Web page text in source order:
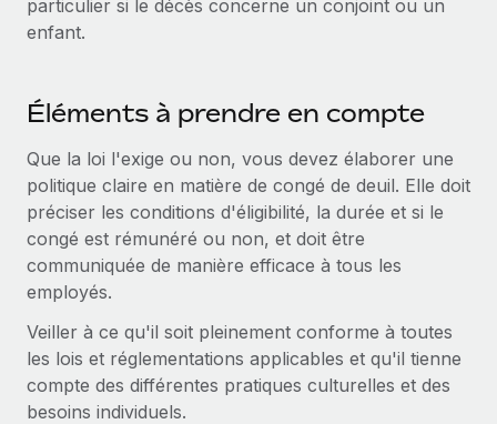
Gérez facilement les avantages sociaux
toute taille à embaucher, gérer et payer...
Comment Phiture gère ses 55 employés
répartis dans 19 pays grâce à Remote
Phiture, un leader notable du conseil en matière de
croissance mobile internationale, encourage les...
En savoir plus
particulier si le décès concerne un conjoint ou un
enfant.
Éléments à prendre en compte
Que la loi l'exige ou non, vous devez élaborer une
politique claire en matière de congé de deuil. Elle doit
préciser les conditions d'éligibilité, la durée et si le
congé est rémunéré ou non, et doit être
communiquée de manière efficace à tous les
employés.
Veiller à ce qu'il soit pleinement conforme à toutes
les lois et réglementations applicables et qu'il tienne
compte des différentes pratiques culturelles et des
besoins individuels.